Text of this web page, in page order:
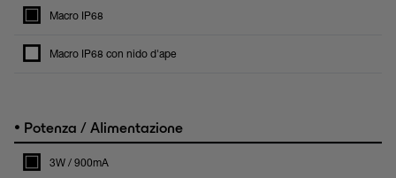
Macro IP68
Macro IP68 con nido d'ape
• Potenza / Alimentazione
3W / 900mA